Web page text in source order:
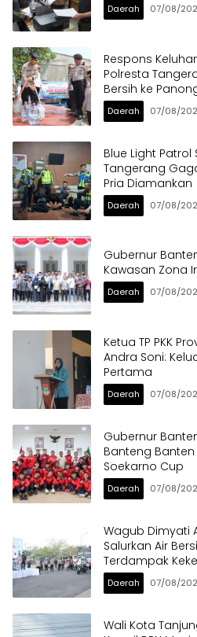
Daerah 07/08/
Respons
Polresta
Bersih ke
Daerah 07/08/
Blue Light
Tangerang
Pria Diamankan
Daerah 07/08/
Gubernur
Kawasan Zona
Daerah 07/08/
Ketua TP PKK
Andra Soni:
Pertama
Daerah 07/08/
Gubernur
Banteng
Soekarno Cup
Daerah 07/08/
Wagub Dimyati
Salurkan Air
Terdampak
Daerah 07/08/
Wali Kota